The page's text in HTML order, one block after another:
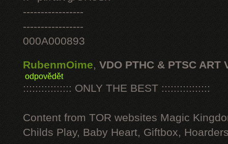
-----------------
-----------------
000A000893
RubenmOime, VDO PTHC & PTSC ART
odpovědět
:::::::::::::::: ONLY THE BEST ::::::::::::::::
Content from TOR websites Magic
Childs Play, Baby Heart, Giftbox,